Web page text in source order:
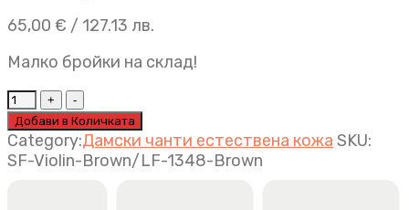
65,00 € / 127.13 лв.
Малко бройки на склад!
Дамска
чанта
Gemma
кафяво
Добави в Количката
Category:Дамски чанти естествена кожа SKU:
SF-Violin-Brown/LF-1348-Brown